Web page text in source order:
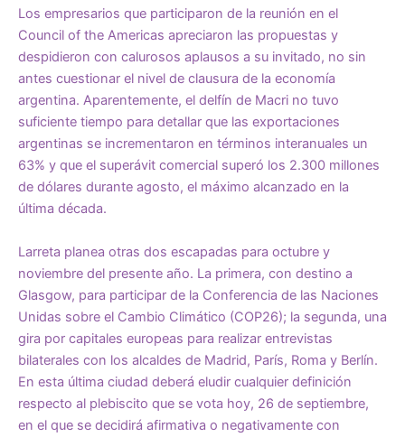
Los empresarios que participaron de la reunión en el
Council of the Americas apreciaron las propuestas y
despidieron con calurosos aplausos a su invitado, no sin
antes cuestionar el nivel de clausura de la economía
argentina. Aparentemente, el delfín de Macri no tuvo
suficiente tiempo para detallar que las exportaciones
argentinas se incrementaron en términos interanuales un
63% y que el superávit comercial superó los 2.300 millones
de dólares durante agosto, el máximo alcanzado en la
última década.
Larreta planea otras dos escapadas para octubre y
noviembre del presente año. La primera, con destino a
Glasgow, para participar de la Conferencia de las Naciones
Unidas sobre el Cambio Climático (COP26); la segunda, una
gira por capitales europeas para realizar entrevistas
bilaterales con los alcaldes de Madrid, París, Roma y Berlín.
En esta última ciudad deberá eludir cualquier definición
respecto al plebiscito que se vota hoy, 26 de septiembre,
en el que se decidirá afirmativa o negativamente con